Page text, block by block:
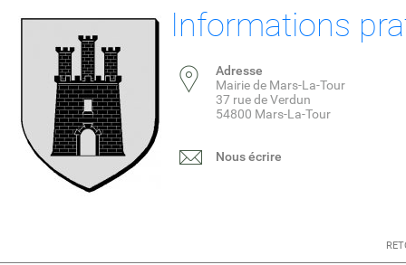
Informations
Adresse
Mairie de Mars-La-Tour
37 rue de Verdun
54800 Mars-La-Tour
Nous écrire